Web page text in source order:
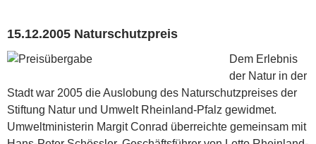
15.12.2005 Naturschutzpreis
Dem Erlebnis
der Natur in der
Stadt war 2005 die Auslobung des Naturschutzpreises der
Stiftung Natur und Umwelt Rheinland-Pfalz gewidmet.
Umweltministerin Margit Conrad überreichte gemeinsam mit